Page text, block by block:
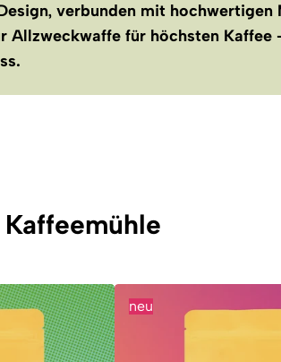
verbunden mit hochwertigen
Allzweckwaffe für höchsten Kaffee
neu